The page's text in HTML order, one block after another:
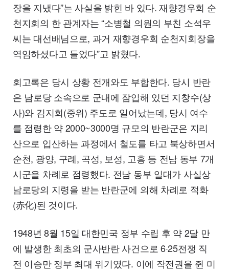
장을 지냈다”는 사실을 밝힌 바 있다. 재향경우회 순
천지회의 한 관계자는 “소병철 의원의 부친 소석우
씨는 대선배님으로, 과거 재향경우회 순천지회장을
역임하셨다고 들었다”고 밝혔다.
회고록은 당시 상황 전개와도 부합한다. 당시 반란
은 남로당 소속으로 군내에 잠입해 있던 지창수(상
사)와 김지회(중위) 주도로 일어났는데, 당시 여수
를 점령한 약 2000~3000명 규모의 반란군은 지리
산으로 입산하는 과정에서 철도를 타고 북상하면서
순천, 광양, 구례, 곡성, 보성, 고흥 등 전남 동부 7개
시군을 차례로 점령했다. 전남 동부 일대가 사실상
남로당의 지령을 받는 반란군에 의해 차례로 적화
(赤化)된 것이다.
1948년 8월 15일 대한민국 정부 수립 후 약 2달 만
에 발생한 최초의 군사반란 사건으로 6·25전쟁 직
전 이승만 정부 최대 위기였다. 이에 작전권을 쥔 미